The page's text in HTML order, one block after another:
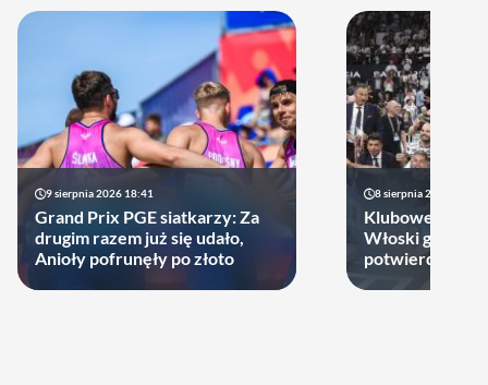
9 sierpnia 2026 18:41
Grand Prix PGE siatkarzy: Za
drugim razem już się udało,
Anioły pofrunęły po złoto
8 sierpnia 2026 21:46
Klubowe
Włoski gigant
potwierdził